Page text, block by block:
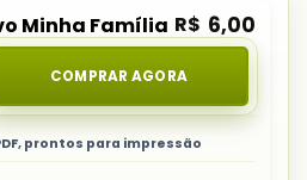
Minha Família R$ 6,00
COMPRAR AGORA
prontos para impressão